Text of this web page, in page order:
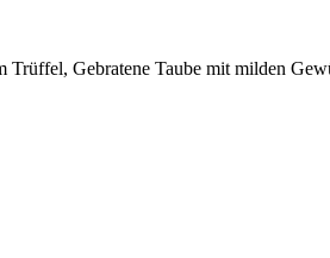
Gebratene Taube mit milden